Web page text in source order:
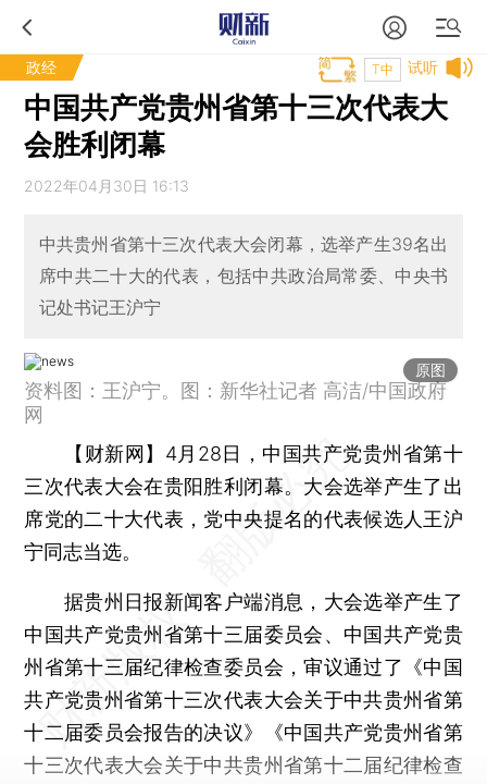
政经 试听
T中
中国共产党贵州省第十三次代表大
会胜利闭幕
2022年04月30日 16:13
中共贵州省第十三次代表大会闭幕，选举产生39名出
席中共二十大的代表，包括中共政治局常委、中央书
记处书记王沪宁
原图
资料图：王沪宁。图：新华社记者 高洁/中国政府
网
【财新网】 4月28日，中国共产党贵州省第十
三次代表大会在贵阳胜利闭幕。大会选举产生了出
席党的二十大代表，党中央提名的代表候选人王沪
宁同志当选。
据贵州日报新闻客户端消息，大会选举产生了
中国共产党贵州省第十三届委员会、中国共产党贵
州省第十三届纪律检查委员会，审议通过了《中国
共产党贵州省第十三次代表大会关于中共贵州省第
十二届委员会报告的决议》《中国共产党贵州省第
十三次代表大会关于中共贵州省第十二届纪律检查